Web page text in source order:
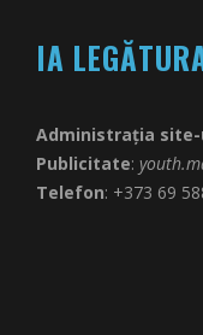
IA
Administrația site-
Publicitate:
Telefon: +373 69